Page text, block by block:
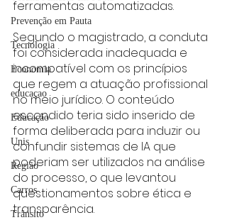
Prevenção em Pauta
Tecnologia
Economia
educaçao
Educação
Unis
Região
Carros
Trânsito
ferramentas automatizadas.
Segundo o magistrado, a conduta
foi considerada inadequada e
incompatível com os princípios
que regem a atuação profissional
no meio jurídico. O conteúdo
escondido teria sido inserido de
forma deliberada para induzir ou
confundir sistemas de IA que
poderiam ser utilizados na análise
do processo, o que levantou
questionamentos sobre ética e
transparência.